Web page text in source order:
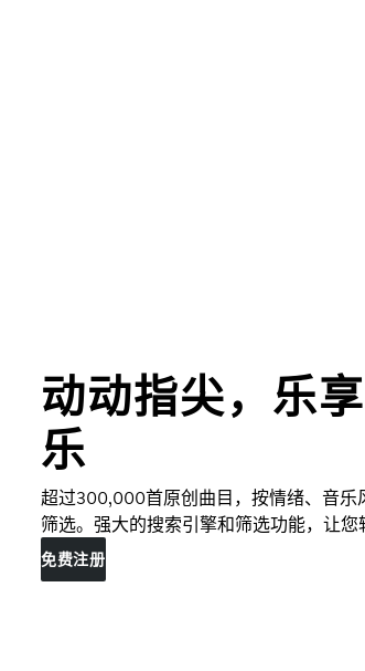
动动指尖，乐
乐
超过300,000首原创曲目，按情绪、音乐
筛选。强大的搜索引擎和筛选功能，让您
免费注册